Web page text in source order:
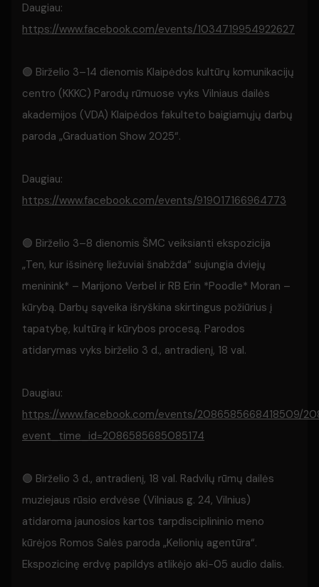
Daugiau:
https://www.facebook.com/events/1034719954922627
🟢 Birželio 3–14 dienomis Klaipėdos kultūrų komunikacijų
centro (KKKC) Parodų rūmuose vyks Vilniaus dailės
akademijos (VDA) Klaipėdos fakulteto baigiamųjų darbų
paroda „Graduation Show 2025“.
Daugiau:
https://www.facebook.com/events/919017166964773
🟢 Birželio 3–8 dienomis ŠMC veiksianti ekspozicija
„Ten, kur išsinėrę liežuviai šnabžda“ sujungia dviejų
meninink* – Marijono Verbel ir RB Erin *Poodle* Moran –
kūrybą. Darbų sąveika išryškina skirtingus požiūrius į
tapatybę, kultūrą ir kūrybos procesą. Parodos
atidarymas vyks birželio 3 d., antradienį, 18 val.
Daugiau:
https://www.facebook.com/events/2086585668418509/
event_time_id=2086585685085174
🟢 Birželio 3 d., antradienį, 18 val. Radvilų rūmų dailės
muziejaus rūsio erdvėse (Vilniaus g. 24, Vilnius)
atidaroma jaunosios kartos tarpdisciplininio meno
kūrėjos Romos Salės paroda „Kelionių agentūra“.
Ekspozicinę erdvę papildys atlikėjo aki-05 audio dalis.